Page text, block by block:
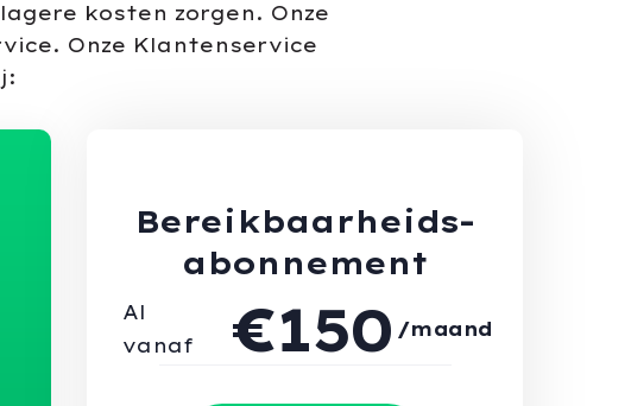
kosten zorgen. Onze
Onze Klantenservice
Bereikbaarheids-
abonnement
Al
vanaf
€150 /maand